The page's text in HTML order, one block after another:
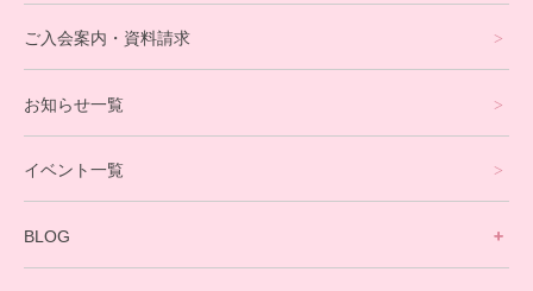
eスポーツコース
就労支援コース
英会話・海外留学コース
寮生活サポート
ご入会案内・資料請求
お知らせ一覧
イベント一覧
BLOG